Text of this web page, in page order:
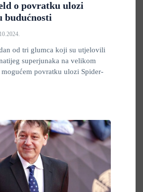
o povratku ulozi
budućnosti
od tri glumca koji su utjelovili
superjunaka na velikom
povratku ulozi Spider-